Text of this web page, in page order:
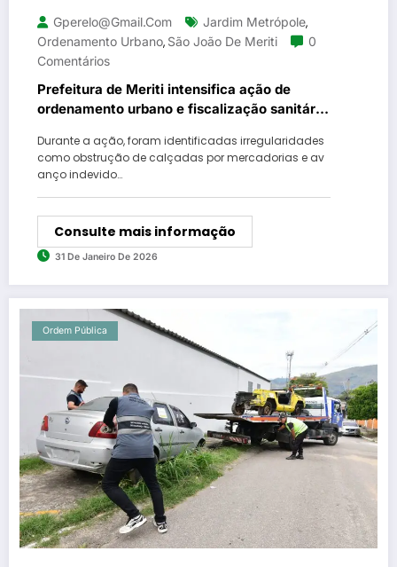
Gperelo@gmail.com Jardim Metrópole,
Ordenamento Urbano, São João De Meriti
0
Comentários
Prefeitura de Meriti intensifica ação de
ordenamento urbano e fiscalização sanitária
Durante a ação, foram identificadas irregularidades
como obstrução de calçadas por mercadorias e av
anço indevido…
Consulte mais informação
31 De Janeiro De 2026
Ordem Pública